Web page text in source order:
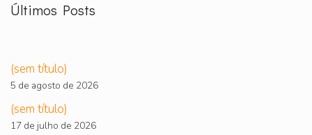
Últimos Posts
(sem título)
5 de agosto de 2026
(sem título)
17 de julho de 2026